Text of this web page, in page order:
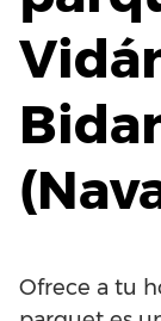
Ofrece a tu